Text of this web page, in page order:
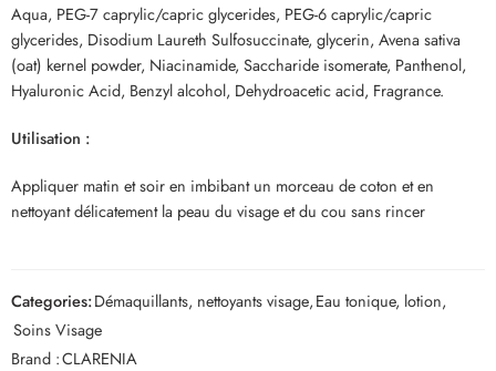
Aqua, PEG-7 caprylic/capric glycerides, PEG-6 caprylic/capric
glycerides, Disodium Laureth Sulfosuccinate, glycerin, Avena sativa
(oat) kernel powder, Niacinamide, Saccharide isomerate, Panthenol,
Hyaluronic Acid, Benzyl alcohol, Dehydroacetic acid, Fragrance.
Utilisation :
Appliquer matin et soir en imbibant un morceau de coton et en
nettoyant délicatement la peau du visage et du cou sans rincer
Categories:Démaquillants, nettoyants visage,Eau tonique, lotion,
Soins Visage
Brand :CLARENIA